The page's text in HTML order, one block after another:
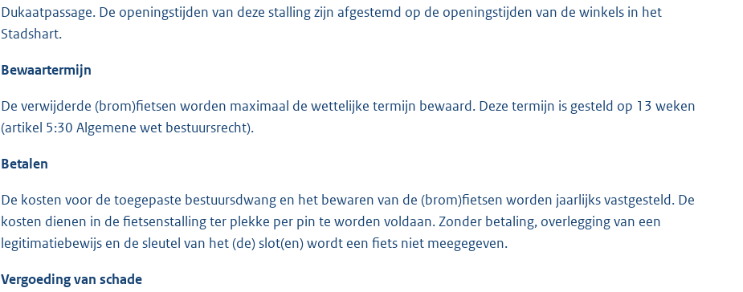
Dukaatpassage. De openingstijden van deze stalling zijn afgestemd op de openingstijden van de winkels in het
Stadshart.
Bewaartermijn
De verwijderde (brom)fietsen worden maximaal de wettelijke termijn bewaard. Deze termijn is gesteld op 13 weken
(artikel 5:30 Algemene wet bestuursrecht).
Betalen
De kosten voor de toegepaste bestuursdwang en het bewaren van de (brom)fietsen worden jaarlijks vastgesteld. De
kosten dienen in de fietsenstalling ter plekke per pin te worden voldaan. Zonder betaling, overlegging van een
legitimatiebewijs en de sleutel van het (de) slot(en) wordt een fiets niet meegegeven.
Vergoeding van schade